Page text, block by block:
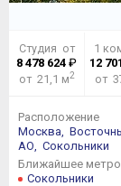
Студия от
8 478 624 ₽
от 21,1 м2
1
12
от
Расположение
Москва,
АО, Сокольники
Ближайшее метро
Сокольники